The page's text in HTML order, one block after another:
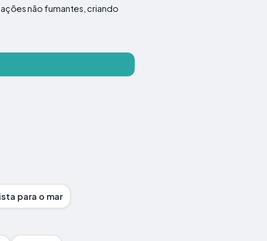
não fumantes, criando
para o mar